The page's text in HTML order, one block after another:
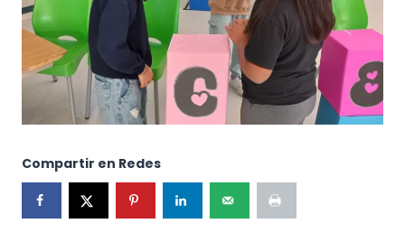
Compartir en Redes